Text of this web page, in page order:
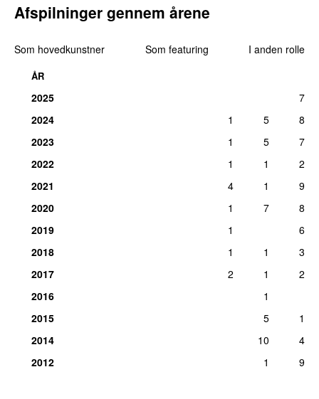
Afspilninger gennem årene
Som hovedkunstner Som featuring I anden rolle
ÅR
2025
7
2024
1 5
8
2023
1 5
7
2022
1 1
2
2021
4 1
9
2020
1 7
8
2019
1
6
2018
1 1
3
2017
2 1
2
2016
1
2015
5
1
2014
10
4
2012
1 9